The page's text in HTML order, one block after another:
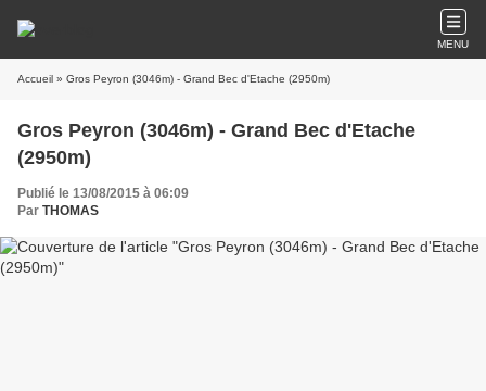
MENU
Accueil » Gros Peyron (3046m) - Grand Bec d'Etache (2950m)
Gros Peyron (3046m) - Grand Bec d'Etache
(2950m)
Publié le 13/08/2015 à 06:09
Par THOMAS